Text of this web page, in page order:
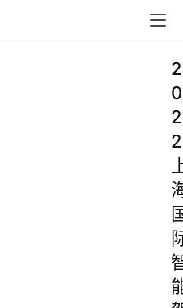
2
0
2
2